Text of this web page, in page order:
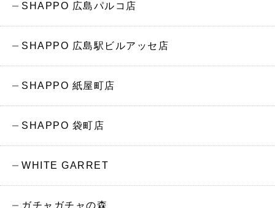
SHAPPO 広島パルコ店
SHAPPO 広島駅ビルアッセ店
SHAPPO 紙屋町店
SHAPPO 袋町店
WHITE GARRET
ガチャガチャの森